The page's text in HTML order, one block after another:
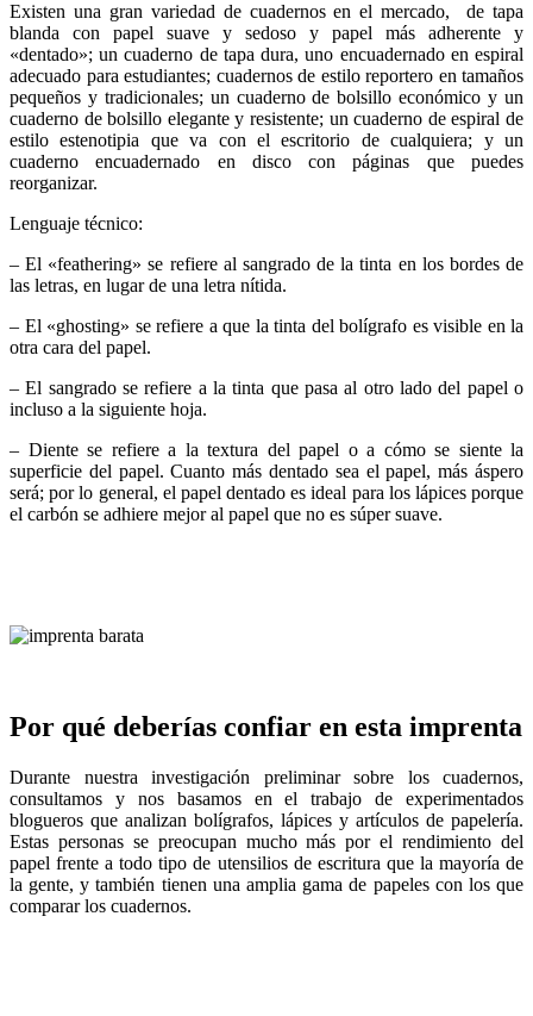
Existen una gran variedad de cuadernos en el mercado, de tapa
blanda con papel suave y sedoso y papel más adherente y
«dentado»; un cuaderno de tapa dura, uno encuadernado en espiral
adecuado para estudiantes; cuadernos de estilo reportero en tamaños
pequeños y tradicionales; un cuaderno de bolsillo económico y un
cuaderno de bolsillo elegante y resistente; un cuaderno de espiral de
estilo estenotipia que va con el escritorio de cualquiera; y un
cuaderno encuadernado en disco con páginas que puedes
reorganizar.
Lenguaje técnico:
– El «feathering» se refiere al sangrado de la tinta en los bordes de
las letras, en lugar de una letra nítida.
– El «ghosting» se refiere a que la tinta del bolígrafo es visible en la
otra cara del papel.
– El sangrado se refiere a la tinta que pasa al otro lado del papel o
incluso a la siguiente hoja.
– Diente se refiere a la textura del papel o a cómo se siente la
superficie del papel. Cuanto más dentado sea el papel, más áspero
será; por lo general, el papel dentado es ideal para los lápices porque
el carbón se adhiere mejor al papel que no es súper suave.
Por qué deberías confiar en esta imprenta
Durante nuestra investigación preliminar sobre los cuadernos,
consultamos y nos basamos en el trabajo de experimentados
blogueros que analizan bolígrafos, lápices y artículos de papelería.
Estas personas se preocupan mucho más por el rendimiento del
papel frente a todo tipo de utensilios de escritura que la mayoría de
la gente, y también tienen una amplia gama de papeles con los que
comparar los cuadernos.